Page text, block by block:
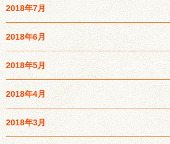
2018年7月
2018年6月
2018年5月
2018年4月
2018年3月